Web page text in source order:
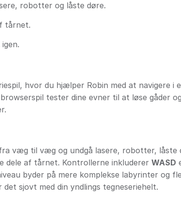
robotter og låste døre.
tårnet.
hvor du hjælper Robin med at navigere i
tester dine evner til at løse gåder
væg til væg og undgå lasere, robotter, låste
dele af tårnet. Kontrollerne inkluderer WASD
byder på mere komplekse labyrinter og
sjovt med din yndlings tegneseriehelt.